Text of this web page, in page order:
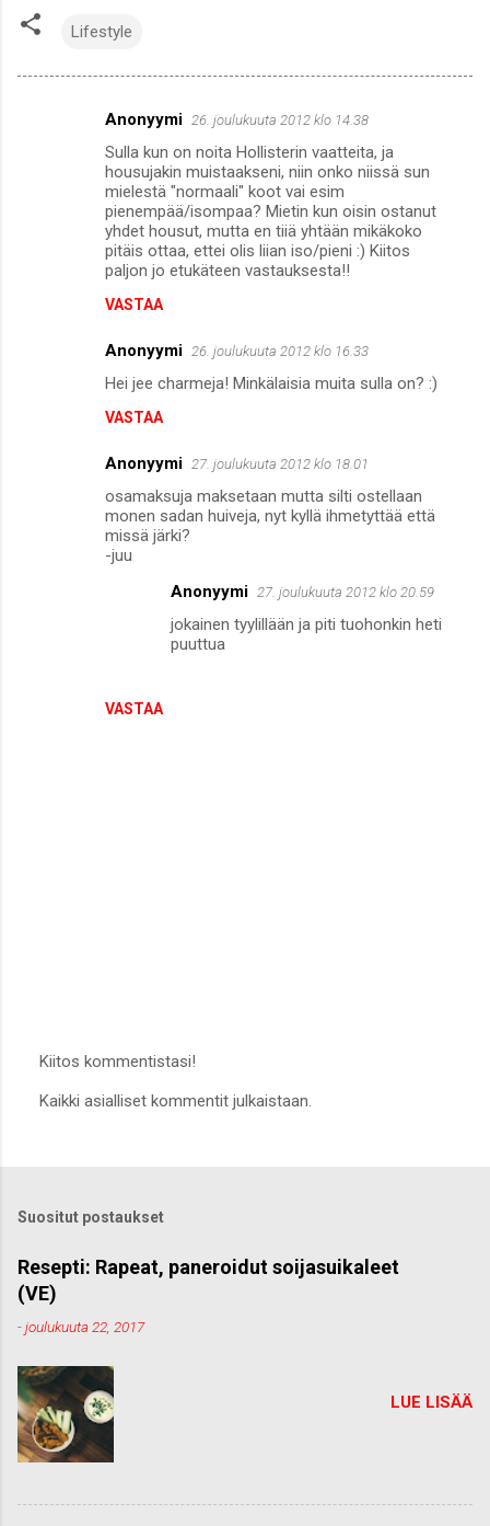
Lifestyle
Anonyymi 26. joulukuuta 2012 klo 14.38
Sulla kun on noita Hollisterin vaatteita, ja
housujakin muistaakseni, niin onko niissä sun
mielestä "normaali" koot vai esim
pienempää/isompaa? Mietin kun oisin ostanut
yhdet housut, mutta en tiiä yhtään mikäkoko
pitäis ottaa, ettei olis liian iso/pieni :) Kiitos
paljon jo etukäteen vastauksesta!!
VASTAA
Anonyymi 26. joulukuuta 2012 klo 16.33
Hei jee charmeja! Minkälaisia muita sulla on? :)
VASTAA
Anonyymi 27. joulukuuta 2012 klo 18.01
osamaksuja maksetaan mutta silti ostellaan
monen sadan huiveja, nyt kyllä ihmetyttää että
missä järki?
-juu
VASTAA
Anonyymi 27. joulukuuta 2012 klo 20.59
jokainen tyylillään ja piti tuohonkin heti
puuttua
ä
o
m
e
n
t
Kiitos kommentistasi!
Kaikki asialliset kommentit julkaistaan.
Suositut postaukset
Resepti: Rapeat, paneroidut soijasuikaleet
(VE)
-joulukuuta 22, 2017
LUE LISÄÄ